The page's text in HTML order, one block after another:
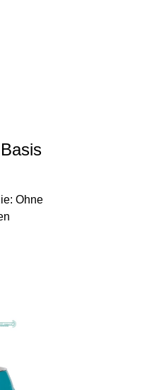
Ohne